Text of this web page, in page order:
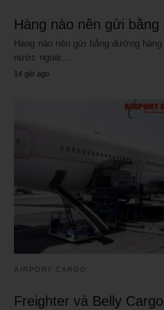
Hàng nào nên gửi
Hàng nào nên gửi bằng đường
nước ngoài,…
14 giờ ago
AIRPORT CARGO
Freighter và Belly